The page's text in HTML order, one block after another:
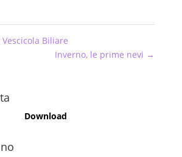
Biliare
Inverno, le prime nevi →
Download